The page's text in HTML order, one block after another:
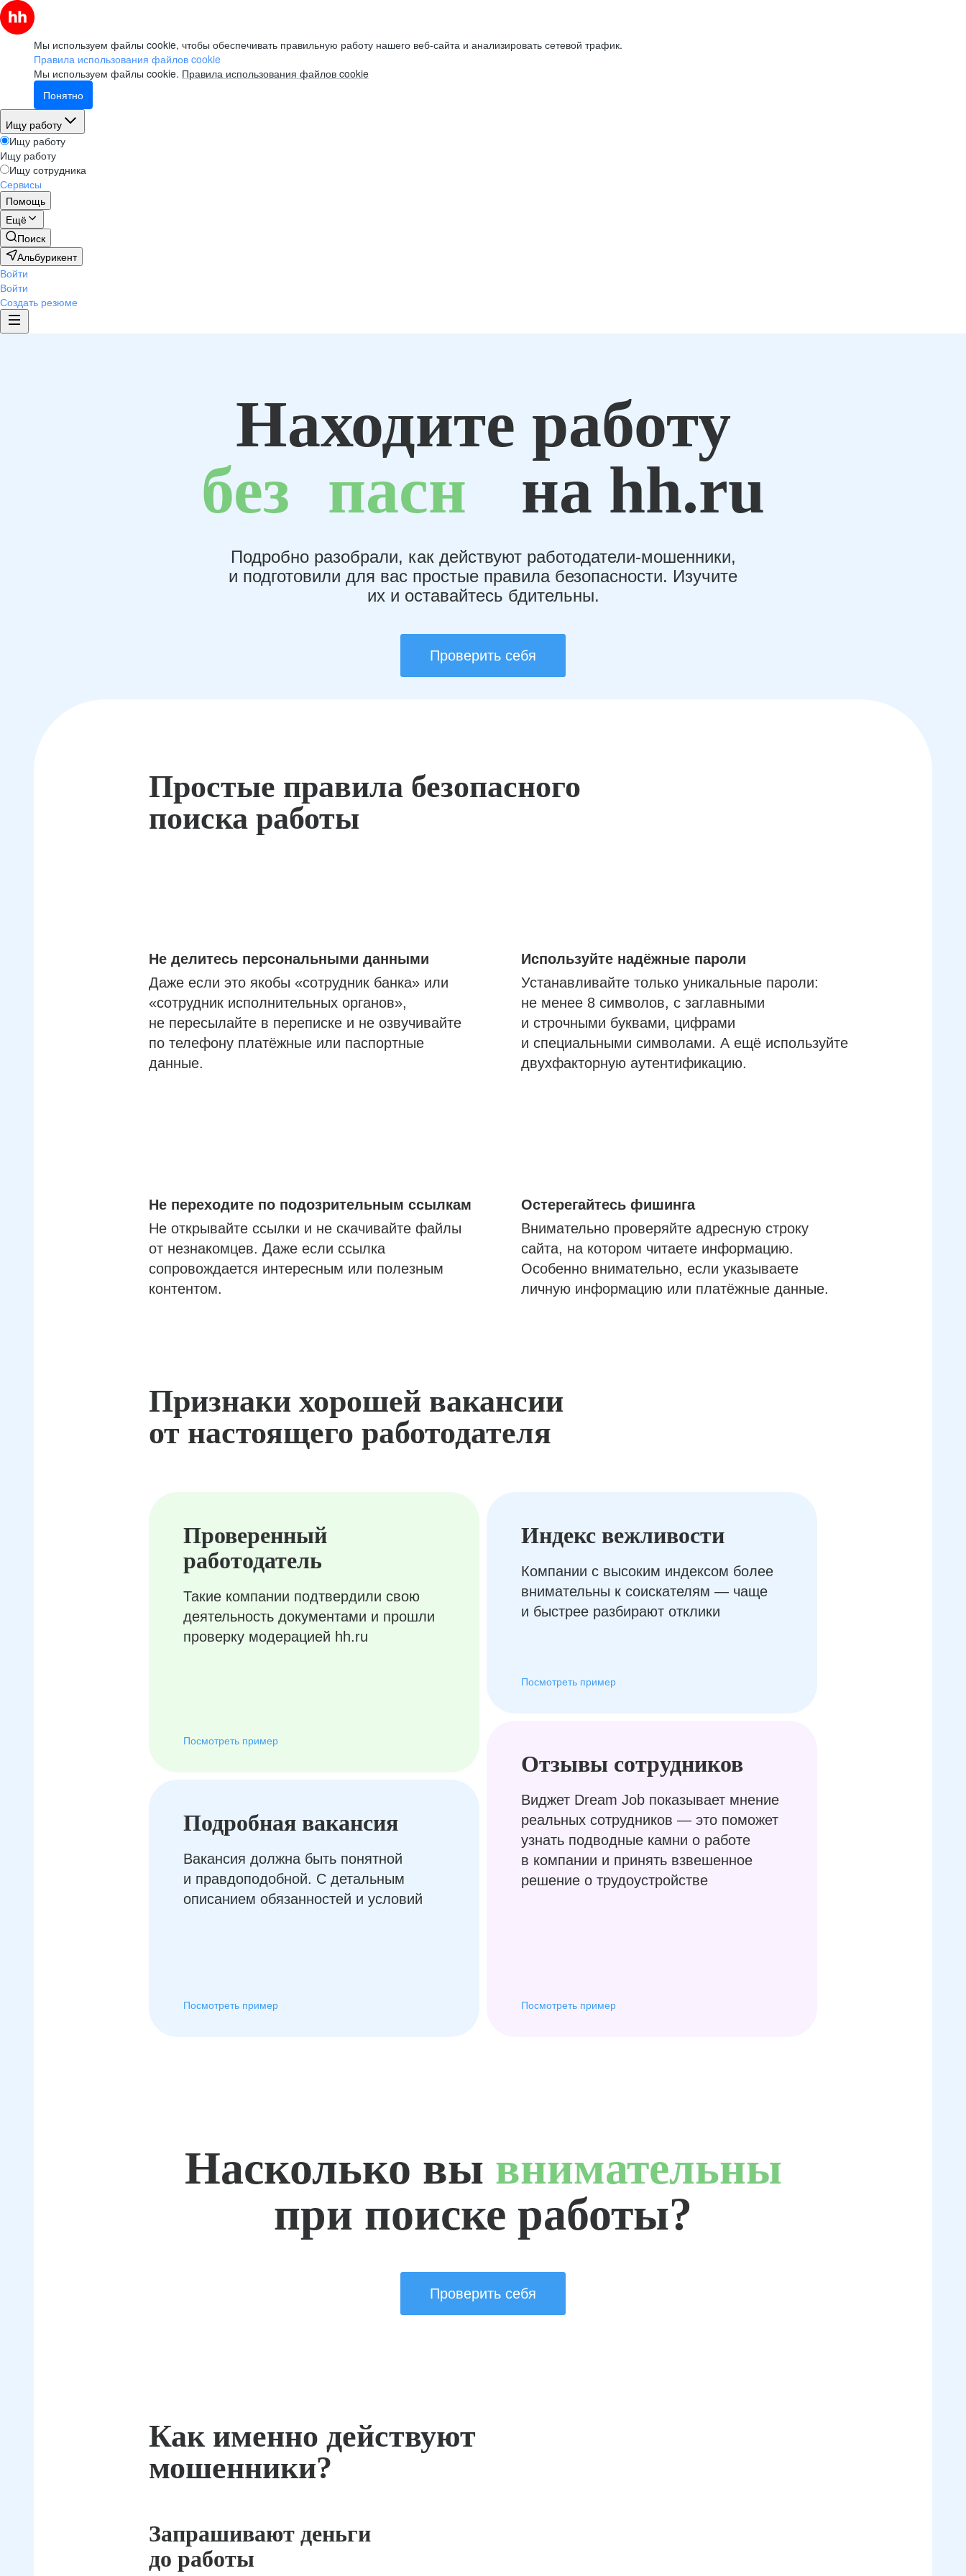
Мы используем файлы cookie, чтобы обеспечивать правильную работу нашего веб-сайта и анализировать сетевой трафик.
Правила использования файлов cookie
Мы используем файлы cookie. Правила использования файлов cookie
Понятно
Ищу работу
Ищу работу
Ищу работу
Ищу сотрудника
Сервисы
Помощь
Ещё
Поиск
Альбурикент
Войти
Войти
Создать резюме
Находите работу
без пасн на hh.ru
Подробно разобрали, как действуют работодатели-мошенники,
и подготовили для вас простые правила безопасности. Изучите
их и оставайтесь бдительны.
Проверить себя
Простые правила безопасного
поиска работы
Не делитесь персональными данными
Даже если это якобы «сотрудник банка» или
«сотрудник исполнительных органов»,
не пересылайте в переписке и не озвучивайте
по телефону платёжные или паспортные
данные.
Используйте надёжные пароли
Устанавливайте только уникальные пароли:
не менее 8 символов, с заглавными
и строчными буквами, цифрами
и специальными символами. А ещё используйте
двухфакторную аутентификацию.
Не переходите по подозрительным ссылкам
Не открывайте ссылки и не скачивайте файлы
от незнакомцев. Даже если ссылка
сопровождается интересным или полезным
контентом.
Остерегайтесь фишинга
Внимательно проверяйте адресную строку
сайта, на котором читаете информацию.
Особенно внимательно, если указываете
личную информацию или платёжные данные.
Признаки хорошей вакансии
от настоящего работодателя
Проверенный
работодатель
Такие компании подтвердили свою
деятельность документами и прошли
проверку модерацией hh.ru
Посмотреть пример
Подробная вакансия
Вакансия должна быть понятной
и правдоподобной. С детальным
описанием обязанностей и условий
Посмотреть пример
Отзывы сотрудников
Виджет Dream Job показывает мнение
реальных сотрудников — это поможет
узнать подводные камни о работе
в компании и принять взвешенное
решение о трудоустройстве
Посмотреть пример
Индекс вежливости
Компании с высоким индексом более
внимательны к соискателям — чаще
и быстрее разбирают отклики
Посмотреть пример
Насколько вы внимательны
при поиске работы?
Проверить себя
Как именно действуют
мошенники?
Запрашивают деньги
до работы